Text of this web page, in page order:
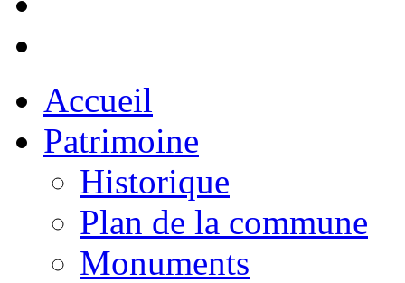
Accueil
Patrimoine
Historique
Plan de la commune
Monuments